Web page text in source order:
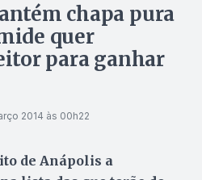
chapa pura
quer
para ganhar
2014 às 00h22
de Anápolis a